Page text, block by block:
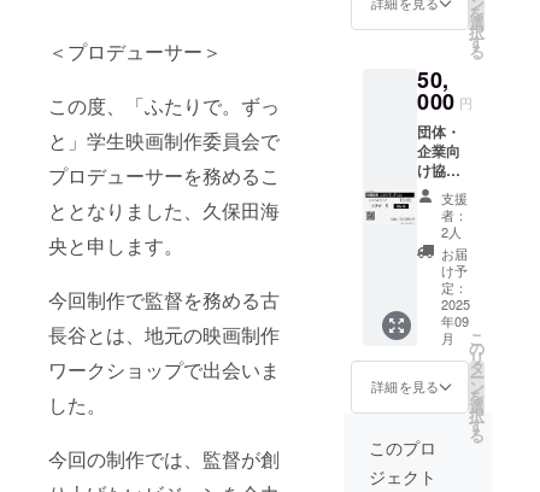
＜プロデューサー＞
この度、「ふたりで。ずっ
と」学生映画制作委員会で
プロデューサーを務めるこ
ととなりました、久保田海
央と申します。
今回制作で監督を務める古
長谷とは、地元の映画制作
ワークショップで出会いま
した。
今回の制作では、監督が創
メール
をご確
認くだ
さい。
備考
欄：エ
ンドク
レジッ
トに掲
載する
お名前
をご記
入くだ
さい。
本名で
ても、
ニック
等でも
可能で
す。
に加
え、制
使用し
た脚本
を製本
してお
届けし
ます！
を
選
択
す
る
50,
000 円
団体・
企業向
け協賛
プラン
（別途
ご案内
させて
いただ
きま
す） 制
作メン
バーよ
りお礼
のメー
ルほ
か、エ
ンドク
レジッ
トに貴
支援
者：
2人
お届
け予
定：
2025
年09
月
詳細を見る
こ
の
リ
タ
ー
ン
を
選
択
す
る
このプロ
ジェクト